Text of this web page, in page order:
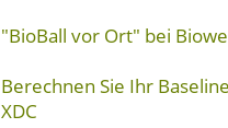
"BioBall vor Ort" bei
Berechnen Sie Ihr
XDC